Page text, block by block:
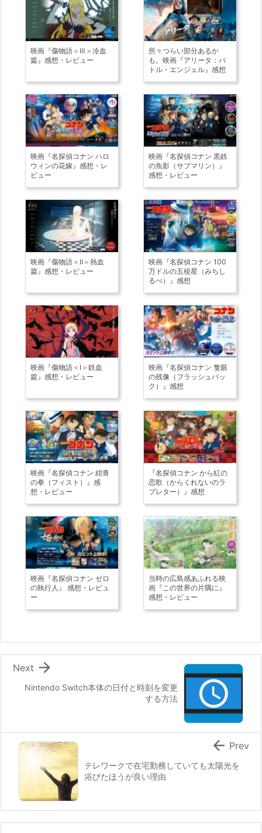
映画『傷物語＜Ⅲ＞冷血
篇』感想・レビュー
所々つらい部分あるか
も。映画『アリータ：バ
トル・エンジェル』感想
映画『名探偵コナン ハロ
ウィンの花嫁』感想・レ
ビュー
映画『名探偵コナン 黒鉄
の魚影（サブマリン）』
感想・レビュー
映画『傷物語＜Ⅱ＞熱血
篇』感想・レビュー
映画『名探偵コナン 100
万ドルの五稜星（みちし
るべ）』感想
映画『傷物語＜Ⅰ＞鉄血
篇』感想・レビュー
映画『名探偵コナン 隻眼
の残像（フラッシュバッ
ク）』感想
映画『名探偵コナン 紺青
の拳（フィスト）』感
想・レビュー
『名探偵コナン から紅の
恋歌（からくれないのラ
ブレター）』感想
映画『名探偵コナン ゼロ
の執行人』 感想・レビュ
ー
当時の広島感あふれる映
画『この世界の片隅に』
感想・レビュー
Nintendo Switch本体の日付と時刻を変更
する方法

Next
テレワークで在宅勤務していても太陽光を
浴びたほうが良い理由
 Prev